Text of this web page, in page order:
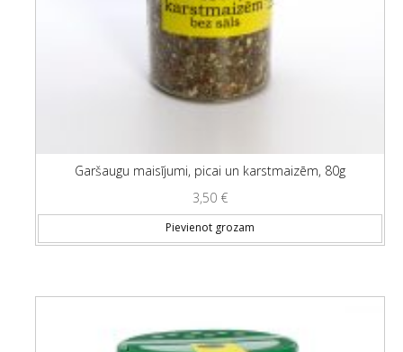
Garšaugu maisījumi, picai un karstmaizēm, 80g
3,50 €
Pievienot grozam